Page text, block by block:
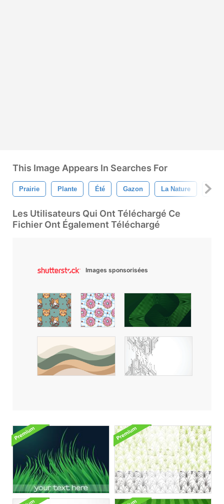
This Image Appears In Searches For
Prairie Plante Été Gazon La Nature Vert
Les Utilisateurs Qui Ont Téléchargé Ce
Fichier Ont Également Téléchargé
Images sponsorisées